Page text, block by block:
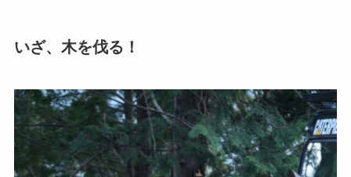
いざ、木を伐る！